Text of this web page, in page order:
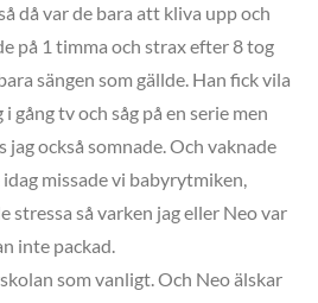
då var de bara att kliva upp och
på 1 timma och strax efter 8 tog
sängen som gällde. Han fick vila
gång tv och såg på en serie men
också somnade. Och vaknade
missade vi babyrytmiken,
stressa så varken jag eller Neo var
inte packad.
som vanligt. Och Neo älskar